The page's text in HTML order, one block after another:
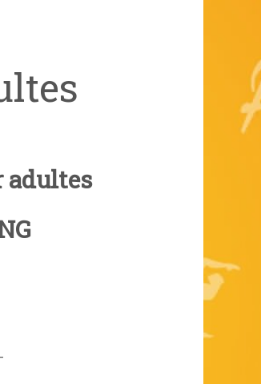
adultes